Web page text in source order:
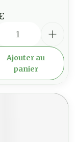
Ajouter au
panier